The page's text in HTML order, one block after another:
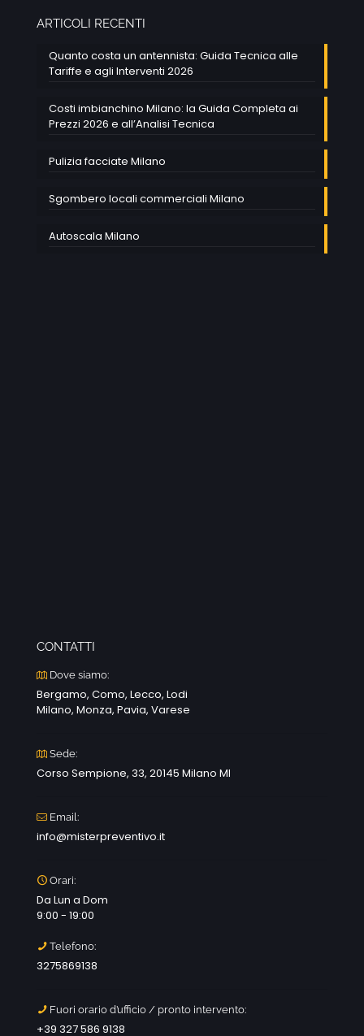
ARTICOLI RECENTI
Quanto costa un antennista: Guida Tecnica alle
Tariffe e agli Interventi 2026
Costi imbianchino Milano: la Guida Completa ai
Prezzi 2026 e all’Analisi Tecnica
Pulizia facciate Milano
Sgombero locali commerciali Milano
Autoscala Milano
CONTATTI
Dove siamo:
Bergamo, Como, Lecco, Lodi
Milano, Monza, Pavia, Varese
Sede:
Corso Sempione, 33, 20145 Milano MI
Email:
info@misterpreventivo.it
Orari:
Da Lun a Dom
9:00 - 19:00
Telefono:
3275869138
Fuori orario d’ufficio / pronto intervento:
+39 327 586 9138